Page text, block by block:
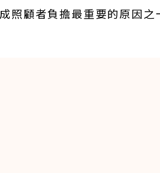
照顧者負擔最重要的原因